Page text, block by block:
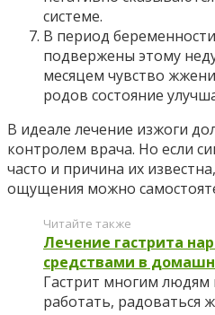
системе.
В период
подвержены этому
месяцем чувство
родов состояние
В идеале лечение изжоги
контролем врача. Но если
часто и причина их
ощущения можно
Читайте также
Лечение гастрита
средствами в
Гастрит многим людям
работать, радоваться